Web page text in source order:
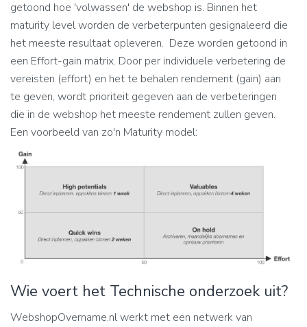
getoond hoe 'volwassen' de webshop is. Binnen het
maturity level worden de verbeterpunten gesignaleerd die
het meeste resultaat opleveren. Deze worden getoond in
een Effort-gain matrix. Door per individuele verbetering de
vereisten (effort) en het te behalen rendement (gain) aan
te geven, wordt prioriteit gegeven aan de verbeteringen
die in de webshop het meeste rendement zullen geven.
Een voorbeeld van zo'n Maturity model:
Wie voert het Technische onderzoek uit?
WebshopOvername.nl werkt met een netwerk van